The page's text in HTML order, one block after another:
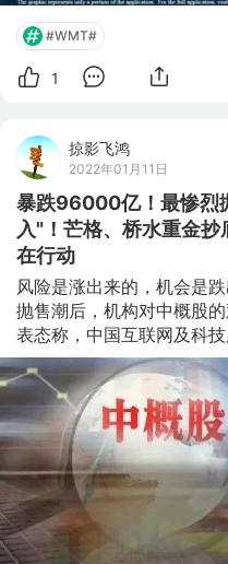
#WMT#
1
掠影飞鸿
2022年01月11日
暴跌96000亿！最惨烈
入"！芒格、桥水重金
在行动
风险是涨出来的，机会是
抛售潮后，机构对中概股
表态称，中国互联网及科
大的回调，在低估值、监
入机会；另外，花旗、瑞
司在美股市场已“调整过度
候。 监管风暴、抛售潮、
2021年的关键词。2021年
（已剔除2021年上市）总
合人民币52000亿元）。
巨头也遭遇了抛售潮，香
总市值